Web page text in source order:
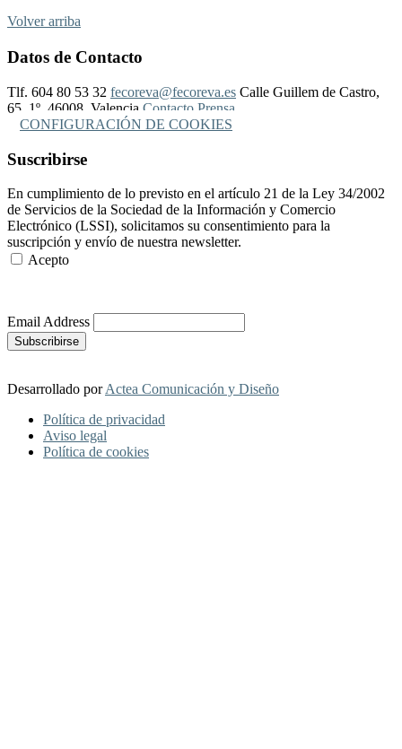
Volver arriba
Datos de Contacto
Tlf. 604 80 53 32 fecoreva@fecoreva.es Calle Guillem de Castro,
65, 1º, 46008, Valencia Contacto Prensa
CONFIGURACIÓN DE COOKIES
Suscribirse
En cumplimiento de lo previsto en el artículo 21 de la Ley 34/2002
de Servicios de la Sociedad de la Información y Comercio
Electrónico (LSSI), solicitamos su consentimiento para la
suscripción y envío de nuestra newsletter.
Acepto
Email Address
Desarrollado porActea Comunicación y Diseño
Política de privacidad
Aviso legal
Política de cookies